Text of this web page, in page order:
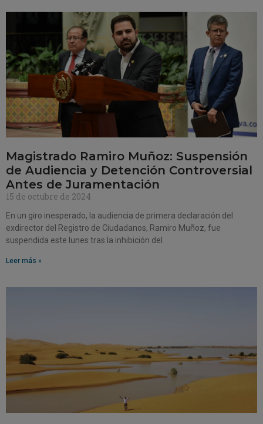
Magistrado Ramiro Muñoz: Suspensión
de Audiencia y Detención Controversial
Antes de Juramentación
15 de octubre de 2024
En un giro inesperado, la audiencia de primera declaración del
exdirector del Registro de Ciudadanos, Ramiro Muñoz, fue
suspendida este lunes tras la inhibición del
Leer más »